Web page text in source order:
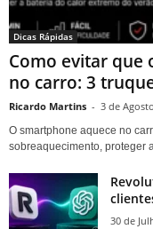
Dicas Rápidas
Como evitar que
no carro: 3
Ricardo Martins - 3 de
O smartphone aquece no
sobreaquecimento, proteger
30 de